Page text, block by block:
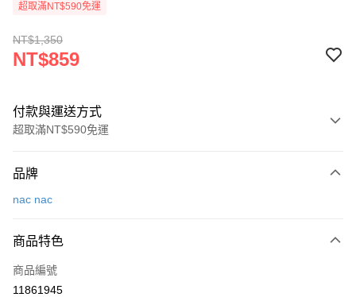
超取滿NT$590免運
NT$1,350
NT$859
付款與運送方式
超取滿NT$590免運
信用卡一次付款
LINE Pay
Apple Pay
品牌
nac nac
商品特色
商品編號
11861945